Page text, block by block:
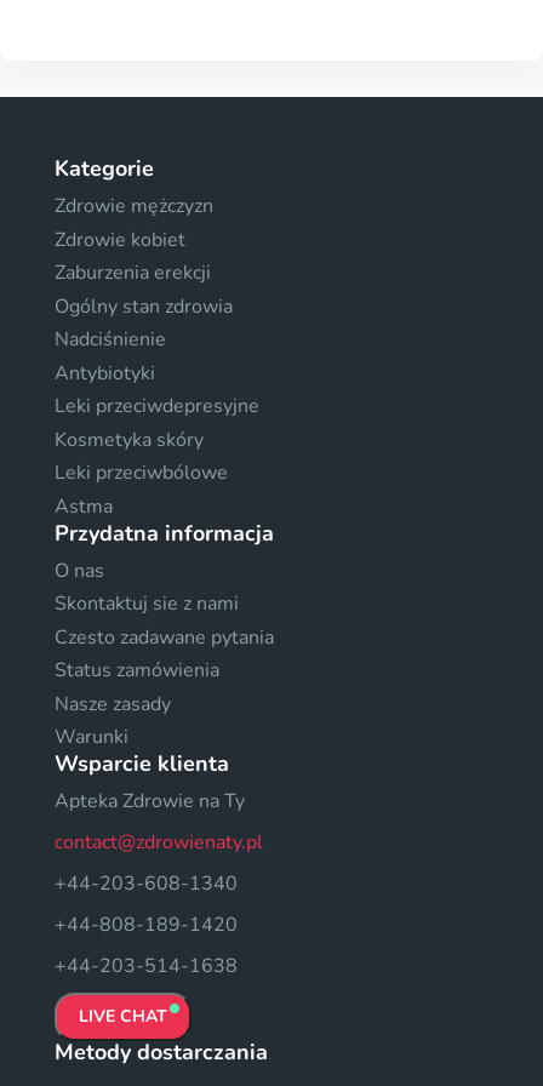
Kategorie
Zdrowie mężczyzn
Zdrowie kobiet
Zaburzenia erekcji
Ogólny stan zdrowia
Nadciśnienie
Antybiotyki
Leki przeciwdepresyjne
Kosmetyka skóry
Leki przeciwbólowe
Astma
Przydatna informacja
O nas
Skontaktuj sie z nami
Czesto zadawane pytania
Status zamówienia
Nasze zasady
Warunki
Wsparcie klienta
Apteka Zdrowie na Ty
contact@zdrowienaty.pl
+44-203-608-1340
+44-808-189-1420
+44-203-514-1638
LIVE CHAT
Metody dostarczania